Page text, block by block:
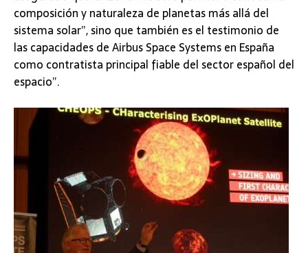
composición y naturaleza de planetas más allá del
sistema solar”, sino que también es el testimonio de
las capacidades de Airbus Space Systems en España
como contratista principal fiable del sector español del
espacio”.